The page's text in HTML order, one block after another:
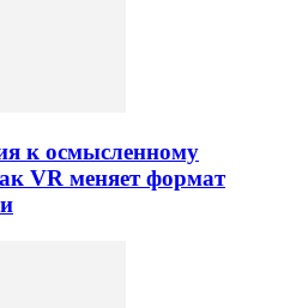
к осмысленному
VR меняет формат